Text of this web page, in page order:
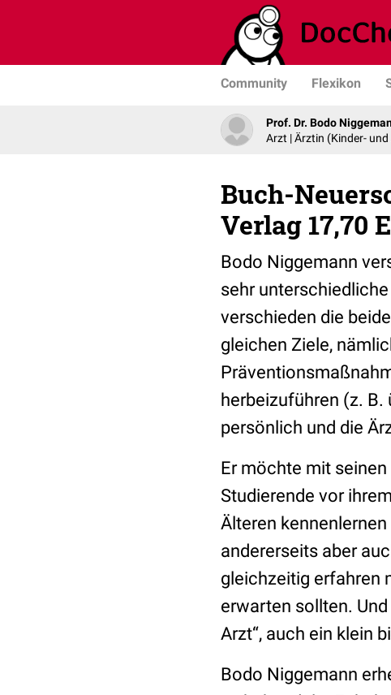
Community Flexikon
Prof. Dr. Bodo
Arzt | Ärztin (Kinder-
Buch-
Verlag 17,70
Bodo Niggemann
sehr
verschieden die
gleichen Ziele,
herbeizuführen (z.
persönlich und die
Er möchte mit
Studierende vor
Älteren
andererseits aber
gleichzeitig erfahren
erwarten sollten.
Arzt“, auch ein klein
Bodo Niggemann